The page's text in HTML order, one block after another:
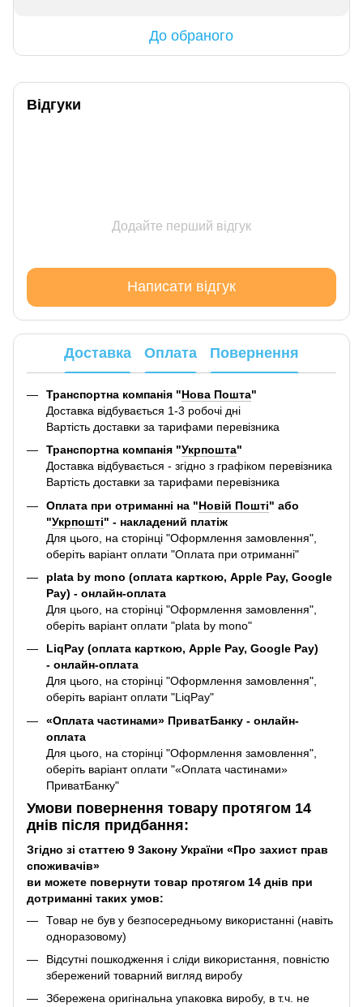
До обраного
Відгуки
Додайте перший відгук
Написати відгук
Доставка Оплата Повернення
Транспортна компанія "Нова Пошта"
Доставка відбувається 1-3 робочі дні
Вартість доставки за тарифами перевізника
Транспортна компанія "Укрпошта"
Доставка відбувається - згідно з графіком перевізника
Вартість доставки за тарифами перевізника
Оплата при отриманні на "Новій Пошті" або
"Укрпошті" - накладений платіж
Для цього, на сторінці "Оформлення замовлення",
оберіть варіант оплати "Оплата при отриманні"
plata by mono (оплата карткою, Apple Pay, Google
Pay) - онлайн-оплата
Для цього, на сторінці "Оформлення замовлення",
оберіть варіант оплати "plata by mono"
LiqPay (оплата карткою, Apple Pay, Google Pay)
- онлайн-оплата
Для цього, на сторінці "Оформлення замовлення",
оберіть варіант оплати "LiqPay"
«Оплата частинами» ПриватБанку - онлайн-
оплата
Для цього, на сторінці "Оформлення замовлення",
оберіть варіант оплати "«Оплата частинами»
ПриватБанку"
Умови повернення товару протягом 14
днів після придбання:
Згідно зі статтею 9 Закону України «Про захист прав
споживачів»
ви можете повернути товар протягом 14 днів при
дотриманні таких умов:
Товар не був у безпосередньому використанні (навіть
одноразовому)
Відсутні пошкодження і сліди використання, повністю
збережений товарний вигляд виробу
Збережена оригінальна упаковка виробу, в т.ч. не